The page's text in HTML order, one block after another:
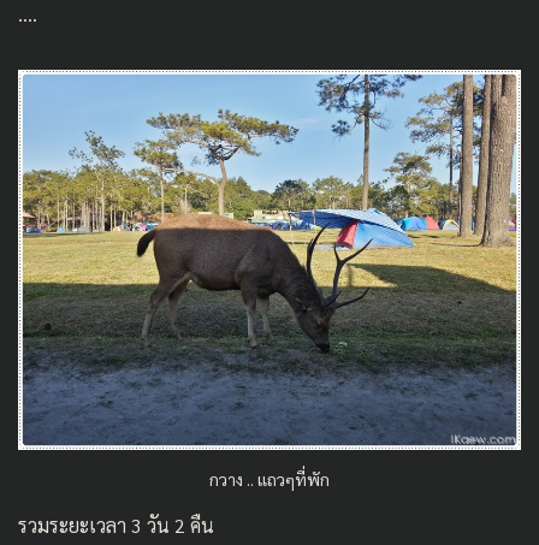
….
กวาง .. แถวๆที่พัก
รวมระยะเวลา 3 วัน 2 คืน